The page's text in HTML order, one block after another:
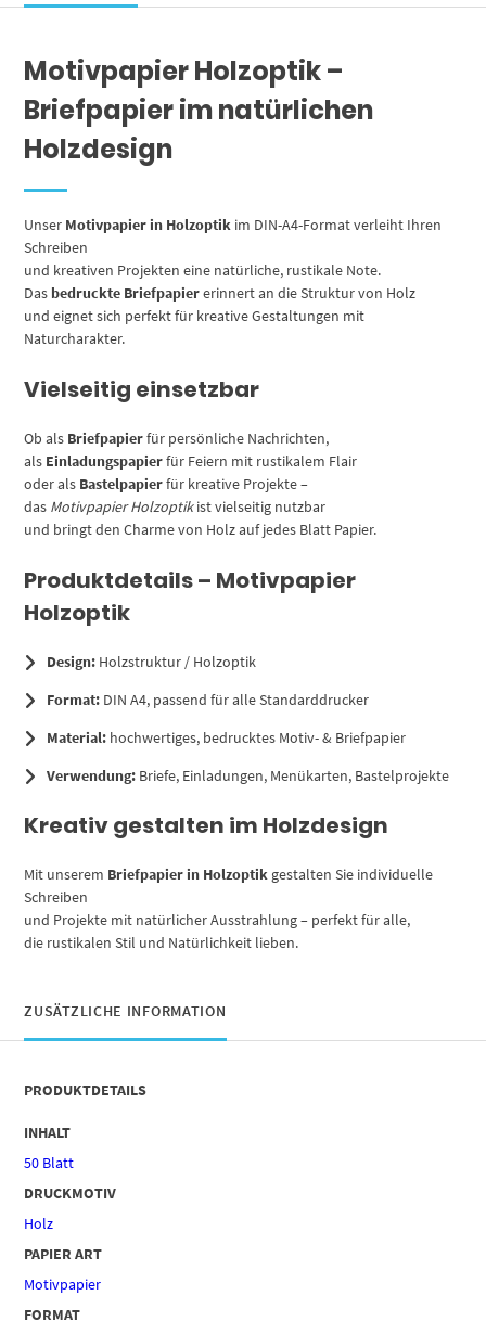
Motivpapier Holzoptik –
Briefpapier im natürlichen
Holzdesign
Unser Motivpapier in Holzoptik im DIN-A4-Format verleiht Ihren
Schreiben
und kreativen Projekten eine natürliche, rustikale Note.
Das bedruckte Briefpapiererinnert an die Struktur von Holz
und eignet sich perfekt für kreative Gestaltungen mit
Naturcharakter.
Vielseitig einsetzbar
Ob als Briefpapierfür persönliche Nachrichten,
als Einladungspapierfür Feiern mit rustikalem Flair
oder als Bastelpapierfür kreative Projekte –
das Motivpapier Holzoptikist vielseitig nutzbar
und bringt den Charme von Holz auf jedes Blatt Papier.
Produktdetails – Motivpapier
Holzoptik
Design: Holzstruktur / Holzoptik
Format: DIN A4, passend für alle Standarddrucker
Material: hochwertiges, bedrucktes Motiv- & Briefpapier
Verwendung: Briefe, Einladungen, Menükarten, Bastelprojekte
Kreativ gestalten im Holzdesign
Mit unserem Briefpapier in Holzoptik gestalten Sie individuelle
Schreiben
und Projekte mit natürlicher Ausstrahlung – perfekt für alle,
die rustikalen Stil und Natürlichkeit lieben.
ZUSÄTZLICHE INFORMATION
PRODUKTDETAILS
INHALT
50 Blatt
DRUCKMOTIV
Holz
PAPIER ART
Motivpapier
FORMAT